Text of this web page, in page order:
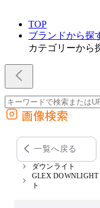
TOP
ブランドから探
カテゴリーから
外部サイトの商品をカートに
他のサイトで見つけた商品ページ
画像検索
一覧へ戻る
ダウンライト
GLEX DOWNLIGHT
ト